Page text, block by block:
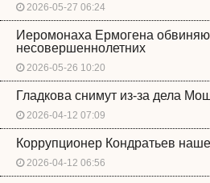
2026-05-27 06:24
Иеромонаха Ермогена
несовершеннолетних
2026-05-26 10:20
Гладкова снимут из-за дела
2026-04-12 07:09
Коррупционер Кондратьев
2026-04-12 06:56